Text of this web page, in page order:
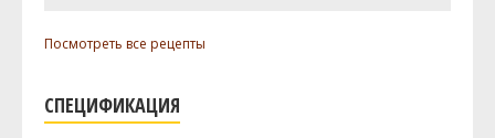
Курский солод Карамельный 50
Хмель
Посмотреть все рецепты
СПЕЦИФИКАЦИЯ